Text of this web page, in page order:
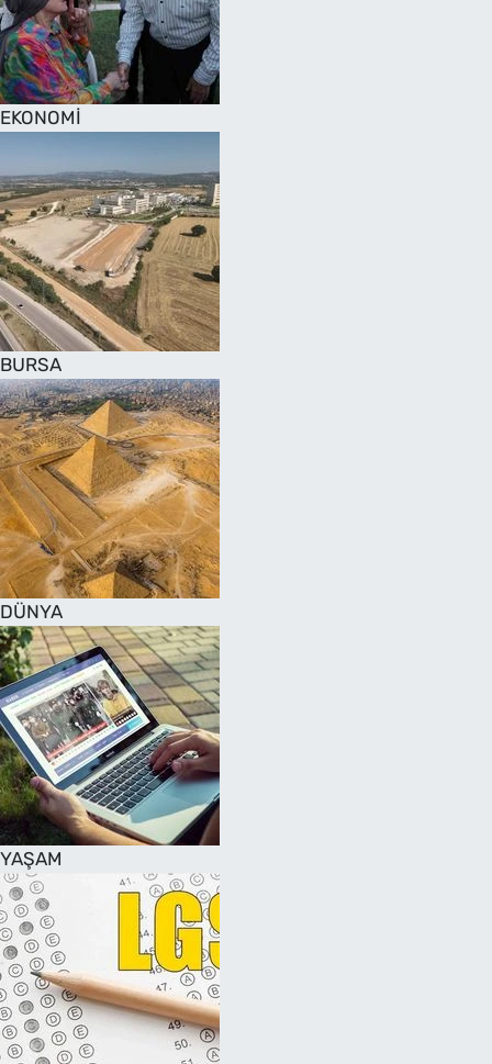
EKONOMİ
BURSA
DÜNYA
YAŞAM
SAĞLIK
TV REHBERİ